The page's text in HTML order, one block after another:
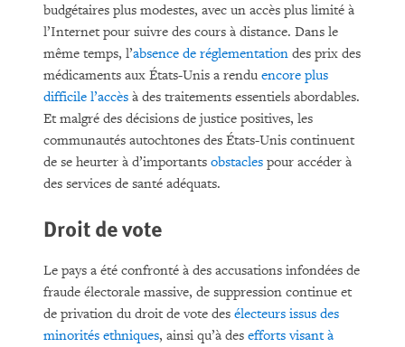
budgétaires plus modestes, avec un accès plus limité à
l’Internet pour suivre des cours à distance. Dans le
même temps, l’absence de réglementation des prix des
médicaments aux États-Unis a rendu encore plus
difficile l’accès à des traitements essentiels abordables.
Et malgré des décisions de justice positives, les
communautés autochtones des États-Unis continuent
de se heurter à d’importants obstacles pour accéder à
des services de santé adéquats.
Droit de vote
Le pays a été confronté à des accusations infondées de
fraude électorale massive, de suppression continue et
de privation du droit de vote des électeurs issus des
minorités ethniques, ainsi qu’à des efforts visant à